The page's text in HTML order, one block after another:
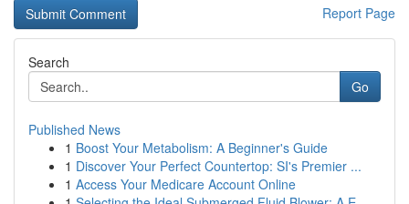
Report Page
Search
Go
Published News
1 Boost Your Metabolism: A Beginner's Guide
1 Discover Your Perfect Countertop: SI's Premier ...
1 Access Your Medicare Account Online